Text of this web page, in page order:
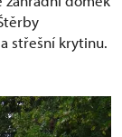
střešní krytinu.